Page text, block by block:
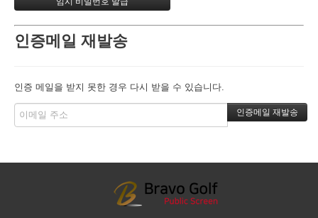
인증메일 재발송
인증 메일을 받지 못한 경우 다시 받을 수 있습니다.